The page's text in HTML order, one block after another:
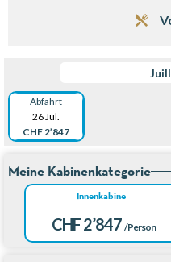
Abfahrt
26 Jul.
CHF 2’847
Meine Kabinenkategorie
Innenkabine
CHF 2’847 /Person